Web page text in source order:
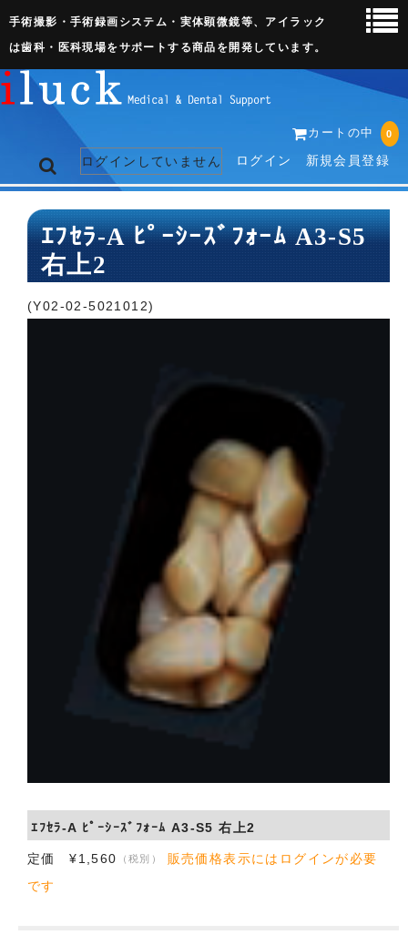
手術撮影・手術録画システム・実体顕微鏡等、アイラック
は歯科・医科現場をサポートする商品を開発しています。
カートの中 0
ログインしていません ログイン 新規会員登録
トップページ
ネット販売ページ
歯科関連機器
ｴﾌｾﾗ-A ﾋﾟｰｼｰｽﾞﾌｫｰﾑ A3-S5
右上2
(Y02-02-5021012)
ｴﾌｾﾗ-A ﾋﾟｰｼｰｽﾞﾌｫｰﾑ A3-S5 右上2
定価 ¥1,560 （税別）
販売価格表示にはログインが必要
です